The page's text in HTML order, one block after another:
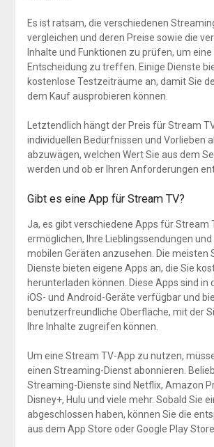
Es ist ratsam, die verschiedenen
vergleichen und deren Preise sowie die
Inhalte und Funktionen zu prüfen, um
Entscheidung zu treffen. Einige Dienste
kostenlose Testzeiträume an, damit Sie
dem Kauf ausprobieren können.
Letztendlich hängt der Preis für Stream
individuellen Bedürfnissen und Vorlieben
abzuwägen, welchen Wert Sie aus dem
werden und ob er Ihren Anforderungen
Gibt es eine App für Stream TV?
Ja, es gibt verschiedene Apps für Stream
ermöglichen, Ihre Lieblingssendungen
mobilen Geräten anzusehen. Die meisten
Dienste bieten eigene Apps an, die Sie
herunterladen können. Diese Apps sind in
iOS- und Android-Geräte verfügbar und
benutzerfreundliche Oberfläche, mit der
Ihre Inhalte zugreifen können.
Um eine Stream TV-App zu nutzen,
einen Streaming-Dienst abonnieren.
Streaming-Dienste sind Netflix, Amazon
Disney+, Hulu und viele mehr. Sobald Sie
abgeschlossen haben, können Sie die
aus dem App Store oder Google Play